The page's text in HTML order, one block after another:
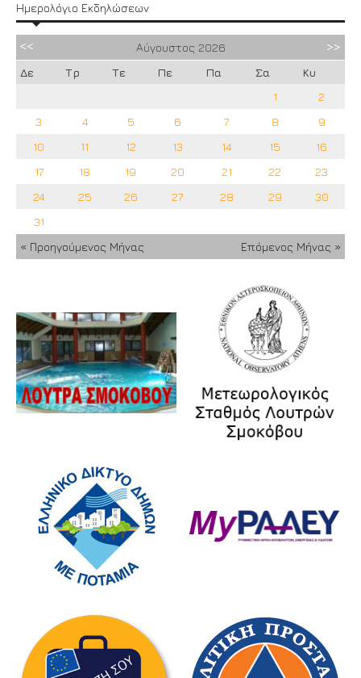
Ημερολόγιο Εκδηλώσεων
Αύγουστος 2026
Δε
Τρ Τε Πε Πα Σα
Κυ
1
2
3
4 5 6 7 8
9
10
11 12 13 14 15
16
17
18 19 20 21 22
23
24
25 26 27 28 29
30
31
« Προηγούμενος Μήνας
Επόμενος Μήνας »